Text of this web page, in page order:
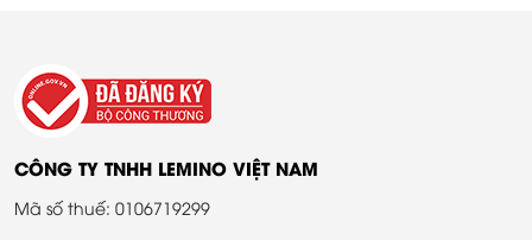
CÔNG TY TNHH LEMINO VIỆT NAM
Mã số thuế: 0106719299